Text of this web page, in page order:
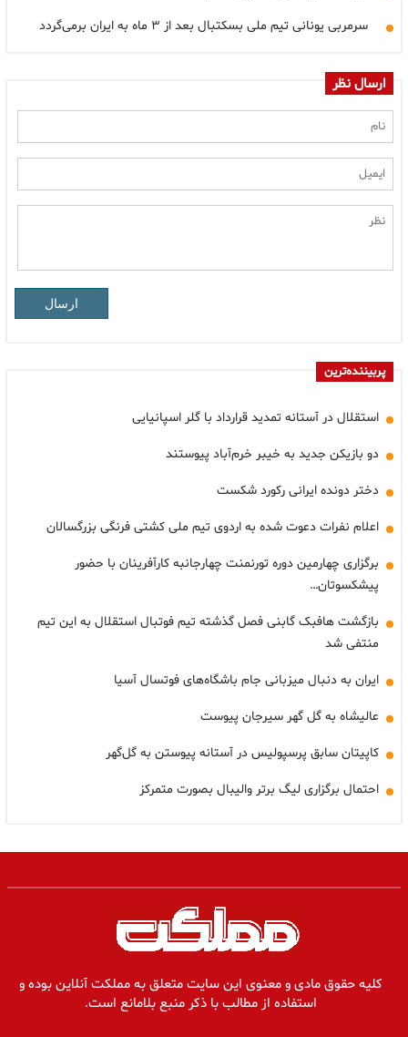
سرمربی یونانی تیم ملی بسکتبال بعد از ۳ ماه به ایران برمی‌گردد
ارسال نظر
ارسال
پربیننده‌ترین
استقلال در آستانه تمدید قرارداد با گلر اسپانیایی
دو بازیکن جدید به خیبر خرم‌آباد پیوستند
دختر دونده ایرانی رکورد شکست
اعلام نفرات دعوت شده به اردوی تیم ملی کشتی فرنگی بزرگسالان
برگزاری چهارمین دوره تورنمنت چهارجانبه کارآفرینان با حضور
پیشکسوتان…
بازگشت هافبک گابنی فصل گذشته تیم فوتبال استقلال به این تیم
منتفی شد
ایران به دنبال میزبانی جام باشگاه‌های فوتسال آسیا
عالیشاه به گل گهر سیرجان پیوست
کاپیتان سابق پرسپولیس در آستانه پیوستن به گل‌گهر
احتمال برگزاری لیگ برتر والیبال بصورت متمرکز
کلیه حقوق مادی و معنوی این سایت متعلق به مملکت آنلاین بوده و
استفاده از مطالب با ذکر منبع بلامانع است.